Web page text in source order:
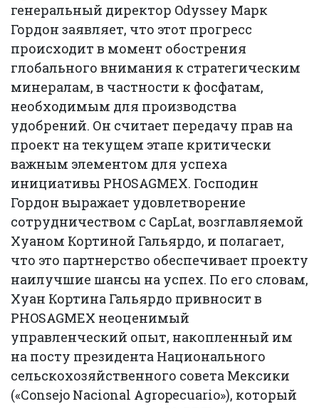
генеральный директор Odyssey Марк
Гордон заявляет, что этот прогресс
происходит в момент обострения
глобального внимания к стратегическим
минералам, в частности к фосфатам,
необходимым для производства
удобрений. Он считает передачу прав на
проект на текущем этапе критически
важным элементом для успеха
инициативы PHOSAGMEX. Господин
Гордон выражает удовлетворение
сотрудничеством с CapLat, возглавляемой
Хуаном Кортиной Гальярдо, и полагает,
что это партнерство обеспечивает проекту
наилучшие шансы на успех. По его словам,
Хуан Кортина Гальярдо привносит в
PHOSAGMEX неоценимый
управленческий опыт, накопленный им
на посту президента Национального
сельскохозяйственного совета Мексики
(«Consejo Nacional Agropecuario»), который